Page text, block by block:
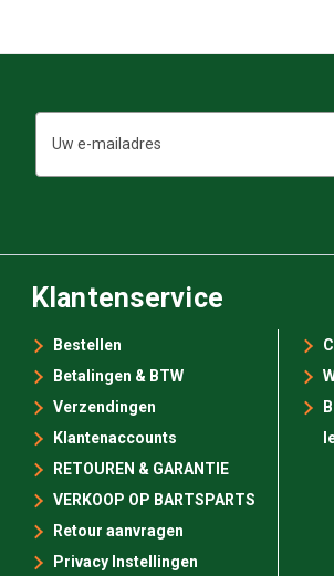
mailadres
Klantenservice
Bestellen
Betalingen & BTW
Verzendingen
Klantenaccounts
RETOUREN & GARANTIE
VERKOOP OP BARTSPARTS
Retour aanvragen
Privacy Instellingen